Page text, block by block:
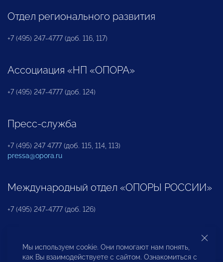
Отдел регионального развития
+7 (495) 247-4777 (доб. 116, 117)
Ассоциация «НП «ОПОРА»
+7 (495) 247-4777 (доб. 124)
Пресс-служба
+7 (495) 247 4777 (доб. 115, 114, 113)
pressa@opora.ru
Международный отдел «ОПОРЫ РОССИИ»
+7 (495) 247-4777 (доб. 126)
Бюро по защите прав предпринимателей и
инвесторов
Мы используем cookie. Они помогают нам понять,
как Вы взаимодействуете с сайтом. Ознакомиться с